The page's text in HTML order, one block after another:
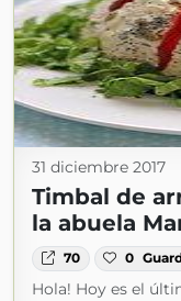
31 diciembre 2017
Timbal de
la abuela
70 0
Hola! Hoy es el